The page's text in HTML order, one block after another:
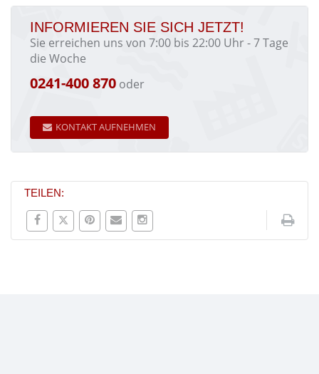
INFORMIEREN SIE SICH JETZT!
Sie erreichen uns von 7:00 bis 22:00 Uhr - 7 Tage
die Woche
0241-400 870 oder
KONTAKT AUFNEHMEN
TEILEN: